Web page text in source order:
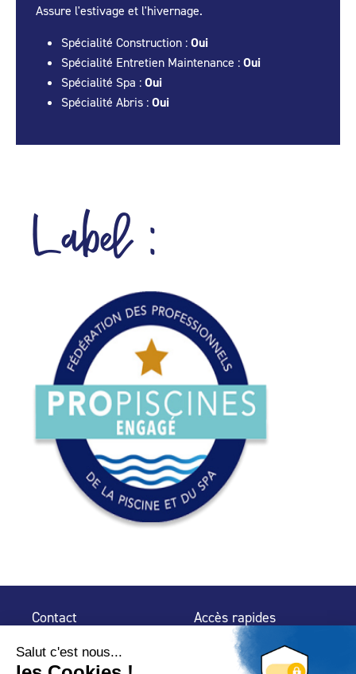
Assure l'estivage et l'hivernage.
Spécialité Construction : Oui
Spécialité Entretien Maintenance : Oui
Spécialité Spa : Oui
Spécialité Abris : Oui
Label :
Contact
32 rue de Mogador
75 009 Paris
Accès rapides
Espace Presse